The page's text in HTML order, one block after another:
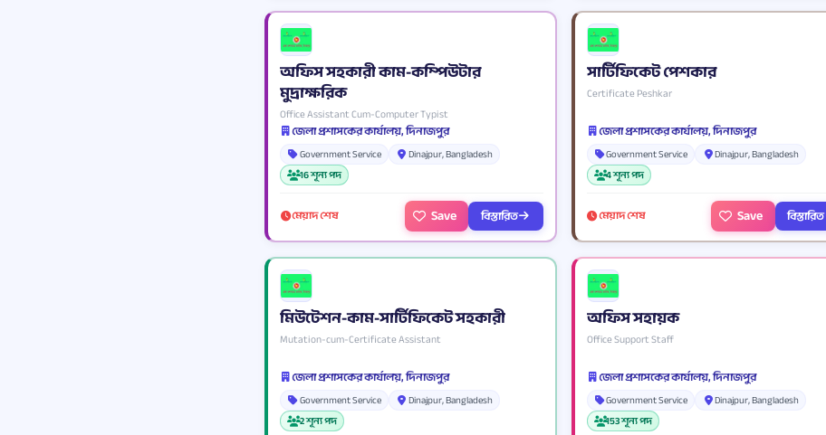
অফিস সহকারী কাম-কম্পিউটার
মুদ্রাক্ষরিক
Office Assistant Cum-Computer Typist
জেলা প্রশাসকের কার্যালয়, দিনাজপুর
Government Service
Dinajpur, Bangladesh
16 শূন্য পদ
মেয়াদ শেষ Save বিস্তারিত
সার্টিফিকেট পেশকার
Certificate Peshkar
জেলা প্রশাসকের কার্যালয়, দিনাজপুর
Government Service
Dinajpur, Bangladesh
4 শূন্য পদ
মেয়াদ শেষ Save বিস্তারিত
মিউটেশন-কাম-সার্টিফিকেট সহকারী
Mutation-cum-Certificate Assistant
জেলা প্রশাসকের কার্যালয়, দিনাজপুর
Government Service
Dinajpur, Bangladesh
2 শূন্য পদ
অফিস সহায়ক
Office Support Staff
জেলা প্রশাসকের কার্যালয়, দিনাজপুর
Government Service
Dinajpur, Bangladesh
153 শূন্য পদ